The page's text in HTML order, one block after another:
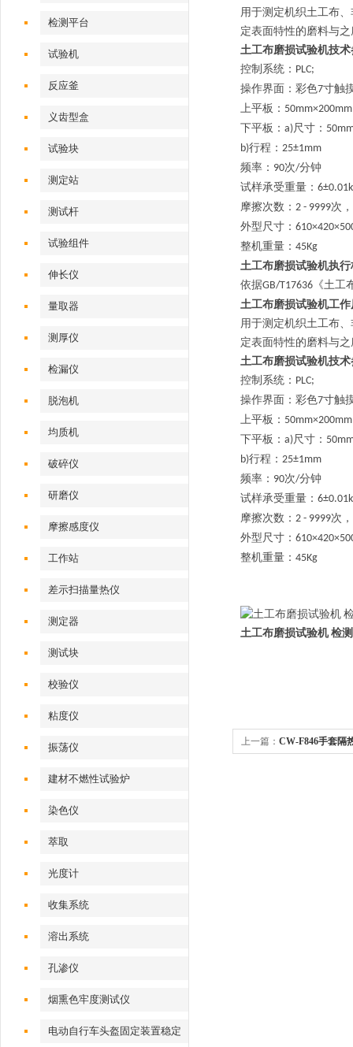
检测平台
试验机‌
反应釜
义齿型盒
试验块
测定站‌
测试杆
试验组件
伸长仪
量取器
测厚仪
检漏仪
脱泡机
均质机
破碎仪
研磨仪
摩擦感度仪
工作站
差示扫描量热仪
测定器
测试块
校验仪
粘度仪
振荡仪
建材不燃性试验炉
染色仪
萃取
光度计
收集系统
溶出系统
孔渗仪
烟熏色牢度测试仪
电动自行车头盔固定装置稳定
用于测定机织土工布
定表面特性的磨料与之
土工布磨损试验机技术
控制系统： PLC;
操作界面：彩色7寸触
上平板： 50mm×200mm
下平板： a)尺寸：
b)行程： 25±1mm
频率： 90次/分钟
试样承受重量：
摩擦次数： 2 - 9999次
外型尺寸： 610×42
整机重量： 45Kg
土工布磨损试验机执行
依据GB/T17636 《土工
土工布磨损试验机工作
用于测定机织土工布
定表面特性的磨料与之
土工布磨损试验机技术
控制系统： PLC;
操作界面：彩色7寸触
上平板： 50mm×200mm
下平板： a)尺寸：
b)行程： 25±1mm
频率： 90次/分钟
试样承受重量：
摩擦次数： 2 - 9999次
外型尺寸： 610×42
整机重量： 45Kg
土工布磨损试验机 检
上一篇： CW-F846手套隔